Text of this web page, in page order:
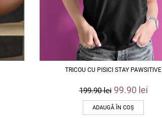
TRICOU CU PISICI STAY PAWSITIVE
199.90lei 99.90 lei
ADAUGĂ ÎN COȘ